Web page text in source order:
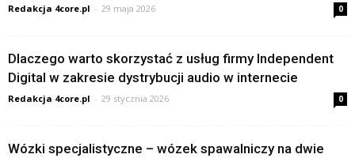
Redakcja 4core.pl - 29 maja 2026 0
Dlaczego warto skorzystać z usług firmy Independent
Digital w zakresie dystrybucji audio w internecie
Redakcja 4core.pl - 29 stycznia 2026 0
Wózki specjalistyczne – wózek spawalniczy na dwie